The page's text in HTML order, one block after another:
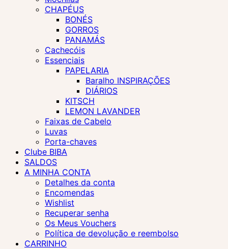
CHAPÉUS
BONÉS
GORROS
PANAMÁS
Cachecóis
Essenciais
PAPELARIA
Baralho INSPIRAÇÕES
DIÁRIOS
KITSCH
LEMON LAVANDER
Faixas de Cabelo
Luvas
Porta-chaves
Clube BIBA
SALDOS
A MINHA CONTA
Detalhes da conta
Encomendas
Wishlist
Recuperar senha
Os Meus Vouchers
Política de devolução e reembolso
CARRINHO